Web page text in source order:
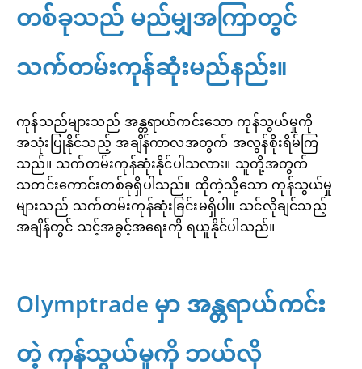
တစ်ခုသည် မည်မျှအကြာတွင်
သက်တမ်းကုန်ဆုံးမည်နည်း။
ကုန်သည်များသည် အန္တရာယ်ကင်းသော ကုန်သွယ်မှုကို
အသုံးပြုနိုင်သည့် အချိန်ကာလအတွက် အလွန်စိုးရိမ်ကြ
သည်။ သက်တမ်းကုန်ဆုံးနိုင်ပါသလား။ သူတို့အတွက်
သတင်းကောင်းတစ်ခုရှိပါသည်။ ထိုကဲ့သို့သော ကုန်သွယ်မှု
များသည် သက်တမ်းကုန်ဆုံးခြင်းမရှိပါ။ သင်လိုချင်သည့်
အချိန်တွင် သင့်အခွင့်အရေးကို ရယူနိုင်ပါသည်။
Olymptrade မှာ အန္တရာယ်ကင်း
တဲ့ ကုန်သွယ်မှုကို ဘယ်လို